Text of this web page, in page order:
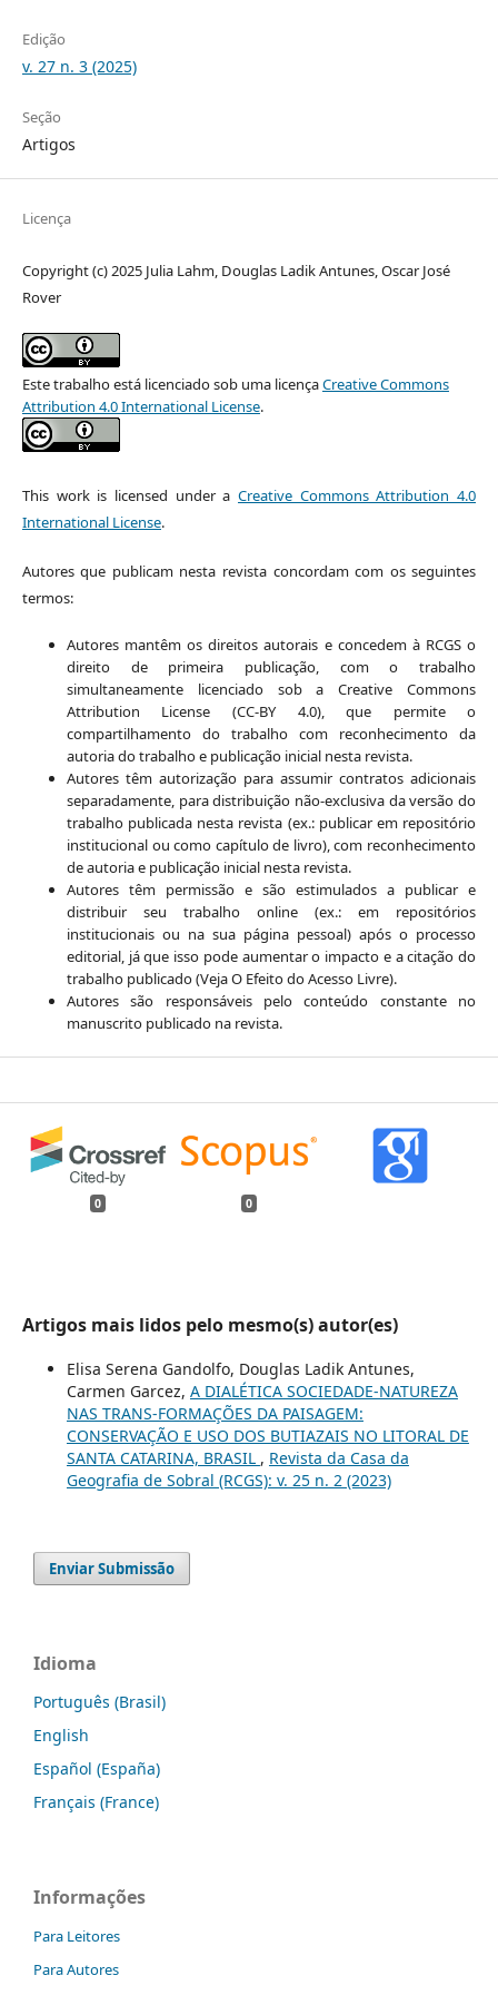
Edição
v. 27 n. 3 (2025)
Seção
Artigos
Licença
Copyright (c) 2025 Julia Lahm, Douglas Ladik Antunes, Oscar José
Rover
Este trabalho está licenciado sob uma licençaCreative Commons
Attribution 4.0 International License.
This work is licensed under aCreative Commons Attribution 4.0
International License.
Autores que publicam nesta revista concordam com os seguintes
termos:
Autores mantêm os direitos autorais e concedem à RCGS o
direito de primeira publicação, com o trabalho
simultaneamente licenciado sob a Creative Commons
Attribution License (CC-BY 4.0), que permite o
compartilhamento do trabalho com reconhecimento da
autoria do trabalho e publicação inicial nesta revista.
Autores têm autorização para assumir contratos adicionais
separadamente, para distribuição não-exclusiva da versão do
trabalho publicada nesta revista (ex.: publicar em repositório
institucional ou como capítulo de livro), com reconhecimento
de autoria e publicação inicial nesta revista.
Autores têm permissão e são estimulados a publicar e
distribuir seu trabalho online (ex.: em repositórios
institucionais ou na sua página pessoal) após o processo
editorial, já que isso pode aumentar o impacto e a citação do
trabalho publicado (Veja O Efeito do Acesso Livre).
Autores são responsáveis pelo conteúdo constante no
manuscrito publicado na revista.
0 0
Artigos mais lidos pelo mesmo(s) autor(es)
Elisa Serena Gandolfo, Douglas Ladik Antunes,
Carmen Garcez, A DIALÉTICA SOCIEDADE-NATUREZA
NAS TRANS-FORMAÇÕES DA PAISAGEM:
CONSERVAÇÃO E USO DOS BUTIAZAIS NO LITORAL DE
SANTA CATARINA, BRASIL , Revista da Casa da
Geografia de Sobral (RCGS): v. 25 n. 2 (2023)
Enviar Submissão
Idioma
Português (Brasil)
English
Español (España)
Français (France)
Informações
Para Leitores
Para Autores